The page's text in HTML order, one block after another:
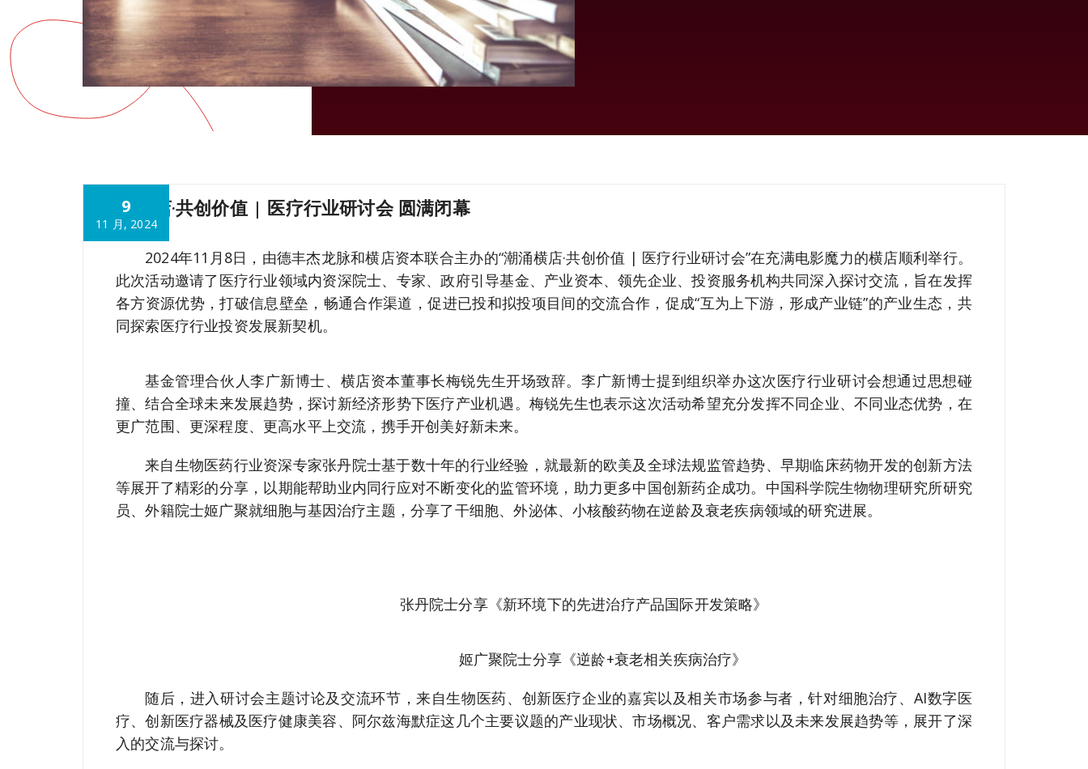
9
11 月, 2024
潮涌横店·共创价值 | 医疗行业研讨会 圆满闭幕
2024年11月8日，由德丰杰龙脉和横店资本联合主办的“潮涌横店·共创价值 | 医疗行业研讨会”在充满电影魔力的横店顺利举行。
此次活动邀请了医疗行业领域内资深院士、专家、政府引导基金、产业资本、领先企业、投资服务机构共同深入探讨交流，旨在发挥
各方资源优势，打破信息壁垒，畅通合作渠道，促进已投和拟投项目间的交流合作，促成“互为上下游，形成产业链”的产业生态，共
同探索医疗行业投资发展新契机。
基金管理合伙人李广新博士、横店资本董事长梅锐先生开场致辞。李广新博士提到组织举办这次医疗行业研讨会想通过思想碰
撞、结合全球未来发展趋势，探讨新经济形势下医疗产业机遇。梅锐先生也表示这次活动希望充分发挥不同企业、不同业态优势，在
更广范围、更深程度、更高水平上交流，携手开创美好新未来。
来自生物医药行业资深专家张丹院士基于数十年的行业经验，就最新的欧美及全球法规监管趋势、早期临床药物开发的创新方法
等展开了精彩的分享，以期能帮助业内同行应对不断变化的监管环境，助力更多中国创新药企成功。中国科学院生物物理研究所研究
员、外籍院士姬广聚就细胞与基因治疗主题，分享了干细胞、外泌体、小核酸药物在逆龄及衰老疾病领域的研究进展。
张丹院士分享《新环境下的先进治疗产品国际开发策略》
姬广聚院士分享《逆龄+衰老相关疾病治疗》
随后，进入研讨会主题讨论及交流环节，来自生物医药、创新医疗企业的嘉宾以及相关市场参与者，针对细胞治疗、AI数字医
疗、创新医疗器械及医疗健康美容、阿尔兹海默症这几个主要议题的产业现状、市场概况、客户需求以及未来发展趋势等，展开了深
入的交流与探讨。